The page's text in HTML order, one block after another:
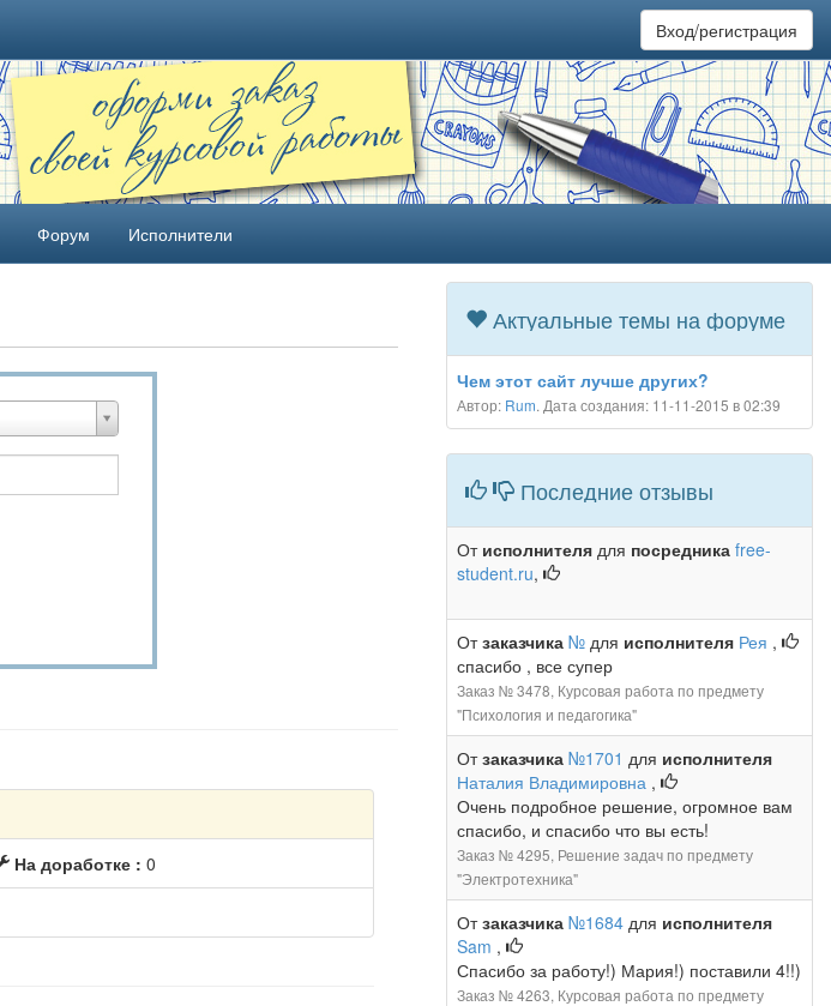
Вход/регистрация
Форум Исполнители
На доработке :0
Актуальные темы на форуме
Чем этот сайт лучше других?
Автор: Rum. Дата создания: 11-11-2015 в 02:39
Последние отзывы
От исполнителя для посредника free-
student.ru,
Отзаказчика № для исполнителя Рея ,
спасибо , все супер
Заказ № 3478, Курсовая работа по предмету
"Психология и педагогика"
Отзаказчика №1701 для исполнителя
Наталия Владимировна ,
Очень подробное решение, огромное вам
спасибо, и спасибо что вы есть!
Заказ № 4295, Решение задач по предмету
"Электротехника"
Отзаказчика №1684 для исполнителя
Sam ,
Спасибо за работу!) Мария!) поставили 4!!)
Заказ № 4263, Курсовая работа по предмету